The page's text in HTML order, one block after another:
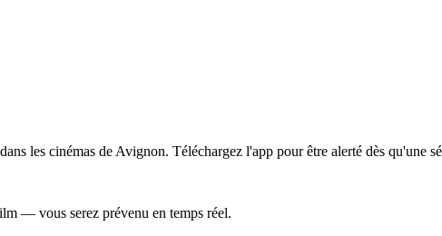
les cinémas de Avignon. Téléchargez l'app pour être alerté dès qu'une
— vous serez prévenu en temps réel.